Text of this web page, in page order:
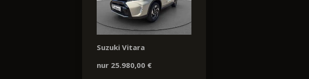
Suzuki Vitara
nur 25.980,00 €